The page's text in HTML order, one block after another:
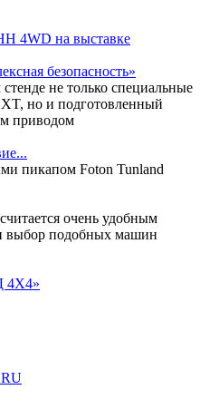
4WD на выставке
безопасность»
не только специальные
но и подготовленный
приводом
пикапом Foton Tunland
очень удобным
выбор подобных машин